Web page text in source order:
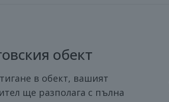
обект
в обект, вашият
ще разполага с пълна